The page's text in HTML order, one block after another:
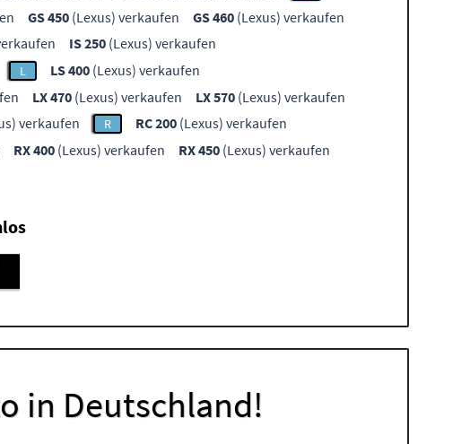
GS 450 (Lexus) verkaufen GS 460 (Lexus) verkaufen
IS 250 (Lexus) verkaufen
L LS 400 (Lexus) verkaufen
LX 470 (Lexus) verkaufen LX 570 (Lexus) verkaufen
verkaufen R RC 200 (Lexus) verkaufen
RX 400 (Lexus) verkaufen RX 450 (Lexus) verkaufen
in Deutschland!